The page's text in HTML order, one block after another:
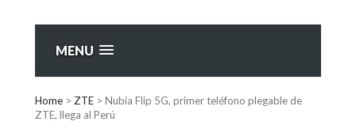
MENU
Home > ZTE > Nubia Flip 5G, primer teléfono plegable de
ZTE, llega al Perú